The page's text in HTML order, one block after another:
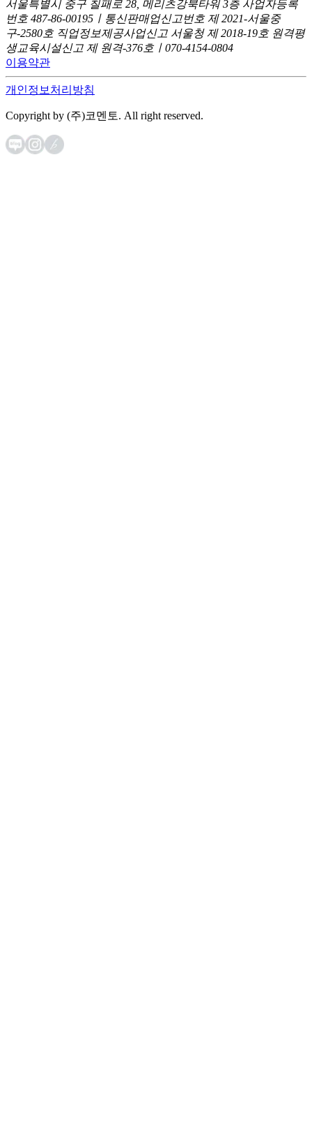
서울특별시 중구 칠패로 28, 메리츠강북타워 3층 사업자등록
번호 487-86-00195ㅣ통신판매업신고번호 제 2021-서울중
구-2580호 직업정보제공사업신고 서울청 제 2018-19호 원격평
생교육시설신고 제 원격-376호ㅣ070-4154-0804
이용약관
개인정보처리방침
Copyright by (주)코멘토. All right reserved.